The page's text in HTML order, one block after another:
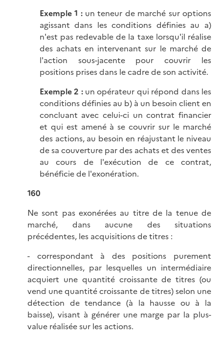
Exemple 1 :un teneur de marché sur options
agissant dans les conditions définies au a)
n'est pas redevable de la taxe lorsqu'il réalise
des achats en intervenant sur le marché de
l'action sous-jacente pour couvrir les
positions prises dans le cadre de son activité.
Exemple 2 :un opérateur qui répond dans les
conditions définies au b) à un besoin client en
concluant avec celui-ci un contrat financier
et qui est amené à se couvrir sur le marché
des actions, au besoin en réajustant le niveau
de sa couverture par des achats et des ventes
au cours de l'exécution de ce contrat,
bénéficie de l'exonération.
160
Ne sont pas exonérées au titre de la tenue de
marché, dans aucune des situations
précédentes, les acquisitions de titres :
- correspondant à des positions purement
directionnelles, par lesquelles un intermédiaire
acquiert une quantité croissante de titres (ou
vend une quantité croissante de titres) selon une
détection de tendance (à la hausse ou à la
baisse), visant à générer une marge par la plus-
value réalisée sur les actions.